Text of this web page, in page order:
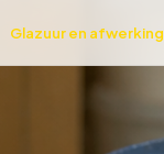
Glazuur en afwerking